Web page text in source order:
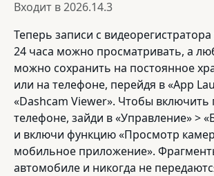
Входит в2026.14.3
Теперь записи с
24 часа можно просматривать, а
можно сохранить на постоянное
или на телефоне, перейдя в «App
«Dashcam Viewer». Чтобы включить
телефоне, зайди в «Управление» >
и включи функцию «Просмотр
мобильное приложение».
автомобиле и никогда не